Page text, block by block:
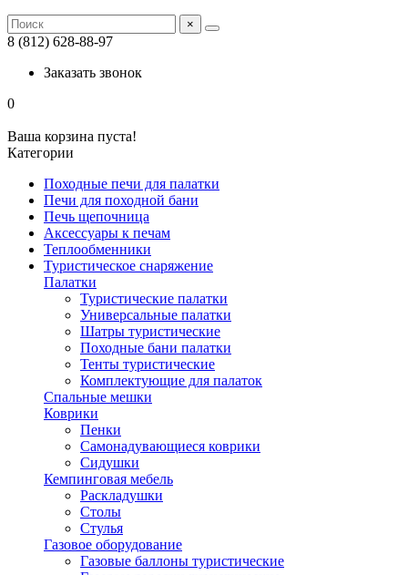
×
8 (812) 628-88-97
Заказать звонок
0
Ваша корзина пуста!
Категории
Походные печи для палатки
Печи для походной бани
Печь щепочница
Аксессуары к печам
Теплообменники
Туристическое снаряжение
Палатки
Туристические палатки
Универсальные палатки
Шатры туристические
Походные бани палатки
Тенты туристические
Комплектующие для палаток
Спальные мешки
Коврики
Пенки
Самонадувающиеся коврики
Сидушки
Кемпинговая мебель
Раскладушки
Столы
Стулья
Газовое оборудование
Газовые баллоны туристические